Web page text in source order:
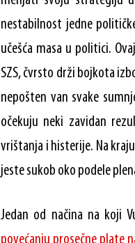
nestabilnost jedne
učešća masa u politici.
SZS, čvrsto drži bojkota
nepošten van svake
očekuju neki zavidan
vrištanja i histerije. Na
jeste sukob oko podele
Jedan od načina na koji
povećanju prosečne plate